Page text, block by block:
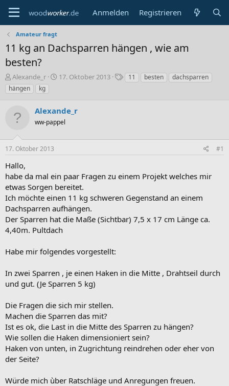
Anmelden Registrieren
Amateur fragt
11 kg an Dachsparren hängen , wie am
besten?
E
r
s
e
e
r
Alexande_r
E
e
l
t
17. Oktober 2013
S
o
11 besten
dachsparren
hängen
kg
Alexande_r
ww-pappel
17. Oktober 2013 #1
Hallo,
habe da mal ein paar Fragen zu einem Projekt welches mir
etwas Sorgen bereitet.
Ich möchte einen 11 kg schweren Gegenstand an einem
Dachsparren aufhängen.
Der Sparren hat die Maße (Sichtbar) 7,5 x 17 cm Länge ca.
4,40m. Pultdach
Habe mir folgendes vorgestellt:
In zwei Sparren , je einen Haken in die Mitte , Drahtseil durch
und gut. (Je Sparren 5 kg)
Die Fragen die sich mir stellen.
Machen die Sparren das mit?
Ist es ok, die Last in die Mitte des Sparren zu hängen?
Wie sollen die Haken dimensioniert sein?
Haken von unten, in Zugrichtung reindrehen oder eher von
der Seite?
Würde mich ùber Ratschläge und Anregungen freuen.